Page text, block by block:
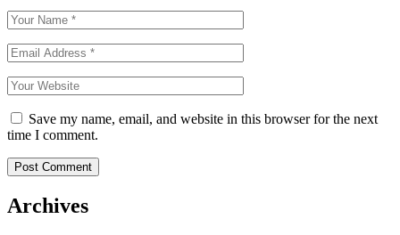
Save my name, email, and website in this browser for the next
time I comment.
Archives